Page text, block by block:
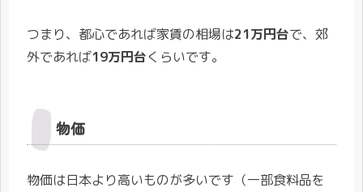
つまり、都心であれば家賃の相場は21万円台で、郊
外であれば19万円台くらいです。
物価
物価は日本より高いものが多いです（一部食料品を